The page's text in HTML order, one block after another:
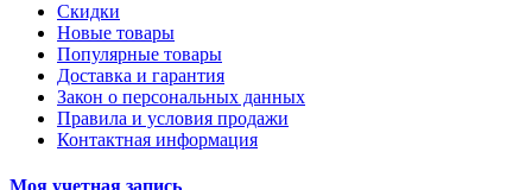
Скидки
Новые товары
Популярные товары
Доставка и гарантия
Закон о персональных данных
Правила и условия продажи
Контактная информация
Моя учетная запись